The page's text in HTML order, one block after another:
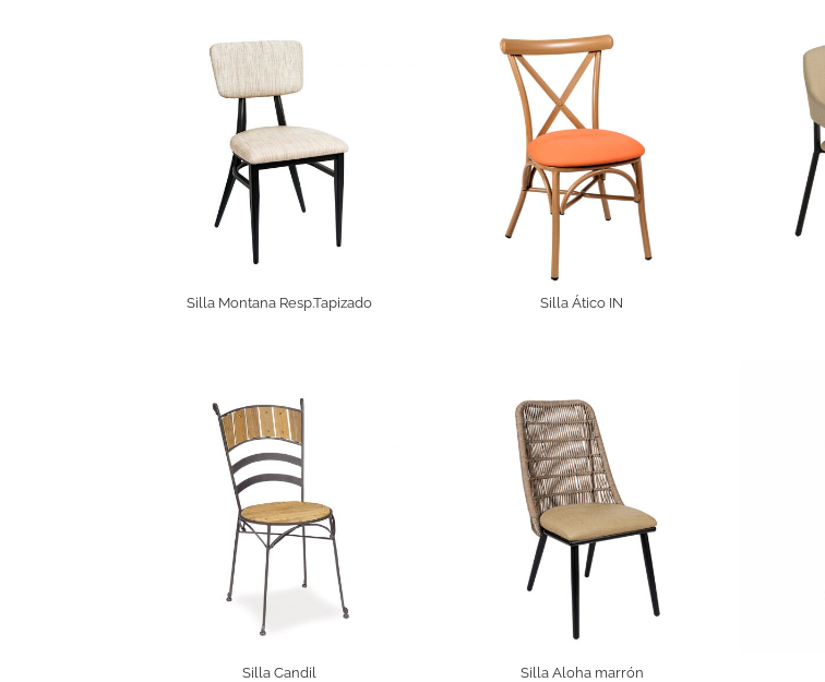
Silla Montana Resp.Tapizado Silla Ático IN
Silla Candil Silla Aloha marrón